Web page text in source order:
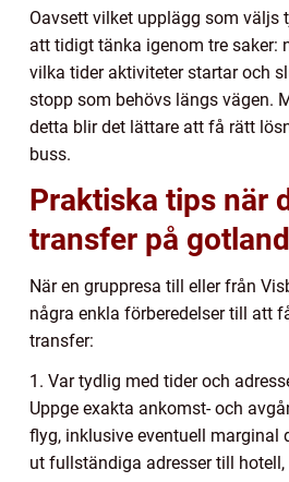
Oavsett vilket upplägg som väljs
att tidigt tänka igenom tre saker:
vilka tider aktiviteter startar och
stopp som behövs längs vägen.
detta blir det lättare att få rätt
buss.
Praktiska tips när
transfer på gotland
När en gruppresa till eller från
några enkla förberedelser till att
transfer:
1. Var tydlig med tider och
Uppge exakta ankomst- och
flyg, inklusive eventuell marginal
ut fullständiga adresser till hotell,